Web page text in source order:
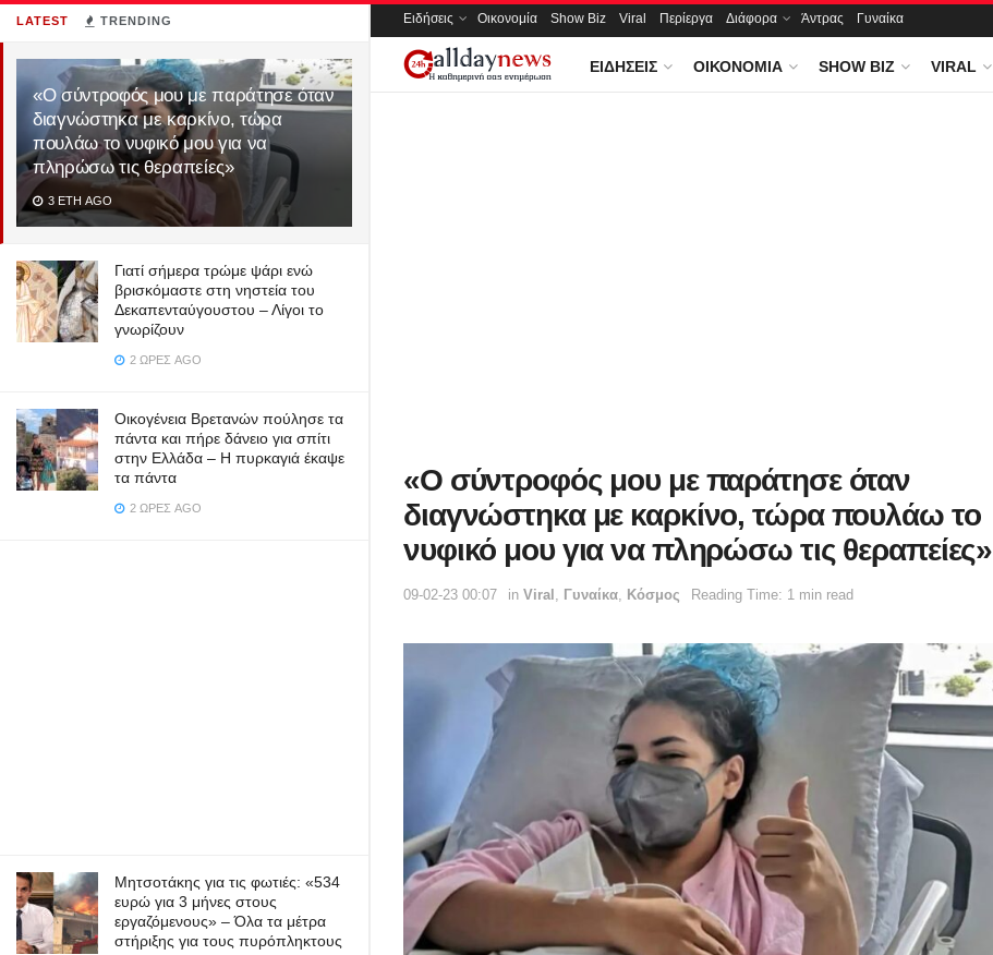
LATEST TRENDING
«Ο σύντροφός μου με παράτησε όταν
διαγνώστηκα με καρκίνο, τώρα
πουλάω το νυφικό μου για να
πληρώσω τις θεραπείες»
3 ΈΤΗ AGO
Γιατί σήμερα τρώμε ψάρι ενώ
βρισκόμαστε στη νηστεία του
Δεκαπενταύγουστου – Λίγοι το
γνωρίζουν
2 ΏΡΕΣ AGO
Οικογένεια Βρετανών πούλησε τα
πάντα και πήρε δάνειο για σπίτι
στην Ελλάδα – Η πυρκαγιά έκαψε
τα πάντα
2 ΏΡΕΣ AGO
Μητσοτάκης για τις φωτιές: «534
ευρώ για 3 μήνες στους
εργαζόμενους» – Όλα τα μέτρα
στήριξης για τους πυρόπληκτους
Ειδήσεις Οικονομία Show Biz Viral Περίεργα Διάφορα Άντρας Γυναίκα
ΕΙΔΉΣΕΙΣ ΟΙΚΟΝΟΜΊΑ SHOW BIZ VIRAL
«Ο σύντροφός μου με παράτησε όταν
διαγνώστηκα με καρκίνο, τώρα πουλάω το
νυφικό μου για να πληρώσω τις θεραπείες»
09-02-23 00:07 in Viral , Γυναίκα, Κόσμος Reading Time: 1 min read